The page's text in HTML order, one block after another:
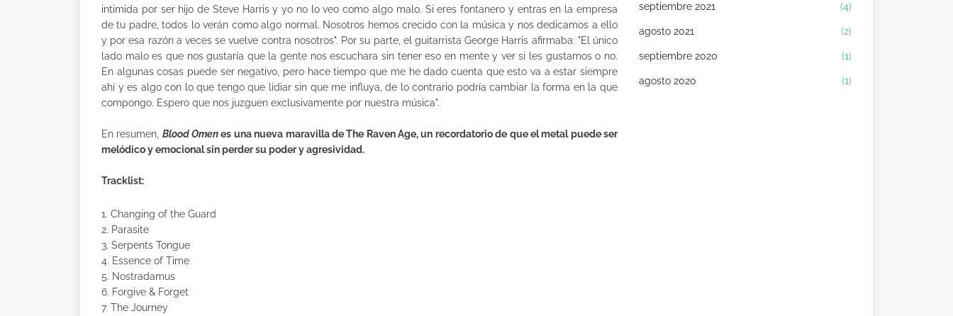
intimida por ser hijo de Steve Harris y yo no lo veo como algo malo. Si eres fontanero y entras en la empresa
de tu padre, todos lo verán como algo normal. Nosotros hemos crecido con la música y nos dedicamos a ello
y por esa razón a veces se vuelve contra nosotros". Por su parte, el guitarrista George Harris afirmaba: "El único
lado malo es que nos gustaría que la gente nos escuchara sin tener eso en mente y ver si les gustamos o no.
En algunas cosas puede ser negativo, pero hace tiempo que me he dado cuenta que esto va a estar siempre
ahí y es algo con lo que tengo que lidiar sin que me influya, de lo contrario podría cambiar la forma en la que
compongo. Espero que nos juzguen exclusivamente por nuestra música".
En resumen, Blood Omenes una nueva maravilla de The Raven Age, un recordatorio de que el metal puede ser
melódico y emocional sin perder su poder y agresividad.
Tracklist:
1. Changing of the Guard
2. Parasite
3. Serpents Tongue
4. Essence of Time
5. Nostradamus
6. Forgive & Forget
7. The Journey
septiembre 2021 (4)
agosto 2021 (2)
septiembre 2020 (1)
agosto 2020 (1)